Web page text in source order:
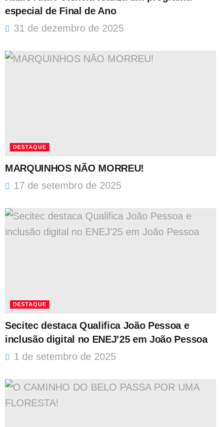
especial de Final de Ano
31 de dezembro de 2025
DESTAQUE
MARQUINHOS NÃO MORREU!
17 de setembro de 2025
DESTAQUE
Secitec destaca Qualifica João Pessoa e
inclusão digital no ENEJ’25 em João Pessoa
1 de setembro de 2025